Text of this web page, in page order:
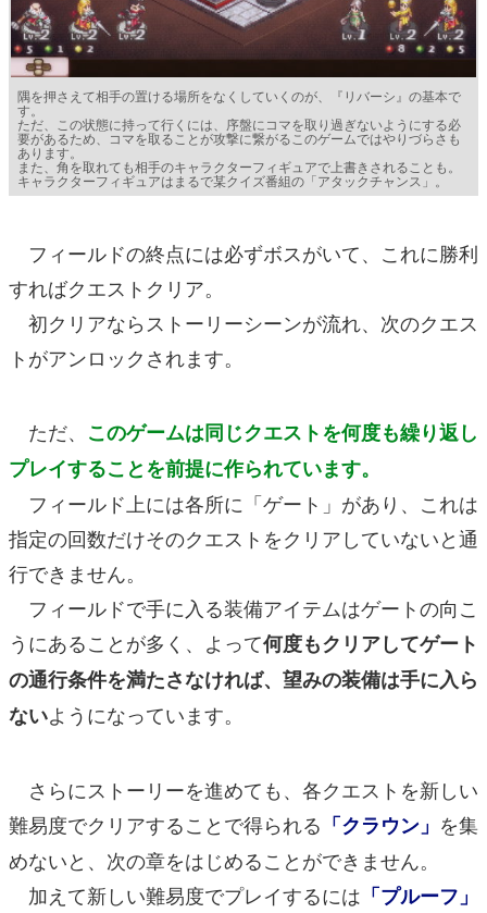
隅を押さえて相手の置ける場所をなくしていくのが、『リバーシ』の基本で
す。
ただ、この状態に持って行くには、序盤にコマを取り過ぎないようにする必
要があるため、コマを取ることが攻撃に繋がるこのゲームではやりづらさも
あります。
また、角を取れても相手のキャラクターフィギュアで上書きされることも。
キャラクターフィギュアはまるで某クイズ番組の「アタックチャンス」。
フィールドの終点には必ずボスがいて、これに勝利
すればクエストクリア。
初クリアならストーリーシーンが流れ、次のクエス
トがアンロックされます。
ただ、 このゲームは同じクエストを何度も繰り返し
プレイすることを前提に作られています。
フィールド上には各所に「ゲート」があり、これは
指定の回数だけそのクエストをクリアしていないと通
行できません。
フィールドで手に入る装備アイテムはゲートの向こ
うにあることが多く、よって何度もクリアしてゲート
の通行条件を満たさなければ、望みの装備は手に入ら
ないようになっています。
さらにストーリーを進めても、各クエストを新しい
難易度でクリアすることで得られる 「クラウン」 を集
めないと、次の章をはじめることができません。
加えて新しい難易度でプレイするには 「プルーフ」